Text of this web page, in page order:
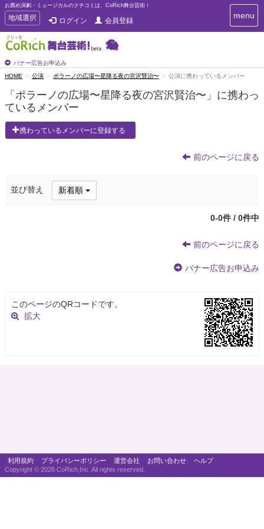
お薦め演劇・ミュージカルのクチコミは、CoRich舞台芸術！
T
o
g
g
e
n
v
i
t
地域選択 ログイン 会員登録
バナー広告お申込み
T
o
e
a
t
menu
HOME 公演 ポラーノの広場〜星降る夜の宮沢賢治〜 公演に携わっているメンバー
「ポラーノの広場〜星降る夜の宮沢賢治〜」に携わっ
ているメンバー
携わっているメンバーに登録する
前のページに戻る
並び替え 新着順
0-0件 / 0件中
前のページに戻る
バナー広告お申込み
このページのQRコードです。
拡大
利用規約 プライバシーポリシー 運営会社 お問い合わせ
ヘルプ
Copyright © 2026 CoRich,Inc. All rights reserved.